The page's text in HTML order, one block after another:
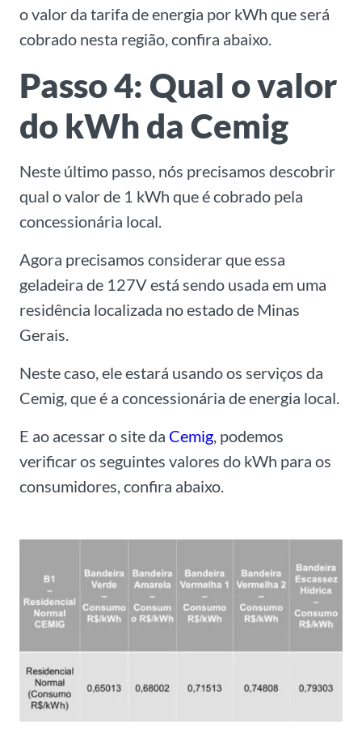
o valor da tarifa de energia por kWh que será
cobrado nesta região, confira abaixo.
Passo 4: Qual o valor
do kWh da Cemig
Neste último passo, nós precisamos descobrir
qual o valor de 1 kWh que é cobrado pela
concessionária local.
Agora precisamos considerar que essa
geladeira de 127V está sendo usada em uma
residência localizada no estado de Minas
Gerais.
Neste caso, ele estará usando os serviços da
Cemig, que é a concessionária de energia local.
E ao acessar o site da Cemig, podemos
verificar os seguintes valores do kWh para os
consumidores, confira abaixo.